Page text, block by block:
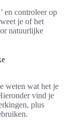
en controleer op
je of het
natuurlijke
weten wat het je
vind je
plus